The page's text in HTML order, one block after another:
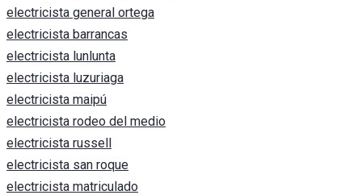
electricista general ortega
electricista barrancas
electricista lunlunta
electricista luzuriaga
electricista maipú
electricista rodeo del medio
electricista russell
electricista san roque
electricista matriculado